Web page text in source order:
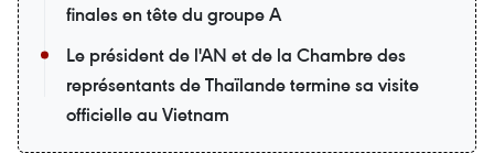
finales en tête du groupe A
Le président de l'AN et de la Chambre des
représentants de Thaïlande termine sa visite
officielle au Vietnam